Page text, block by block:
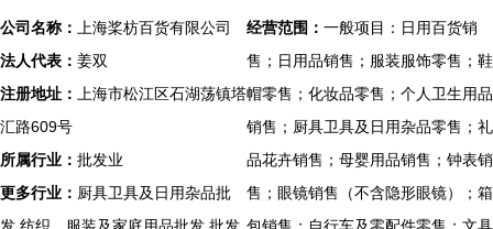
公司名称：
上海桨枋百货有限公司
法人代表： 姜双
注册地址：
上海市松江区石湖荡镇塔
汇路609号
所属行业： 批发业
更多行业： 厨具卫具及日用杂品批
经营范围： 一般项目：日用百货销
售；日用品销售；服装服饰零售；鞋
帽零售；化妆品零售；个人卫生用品
销售；厨具卫具及日用杂品零售；礼
品花卉销售；母婴用品销售；钟表销
售；眼镜销售（不含隐形眼镜）；箱